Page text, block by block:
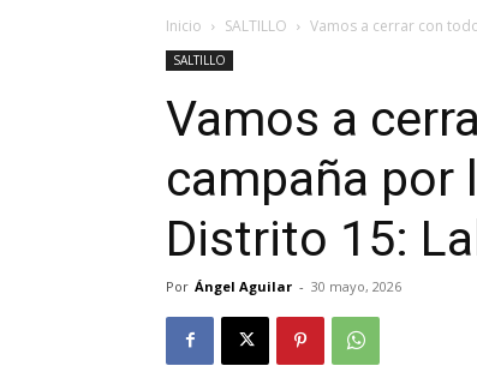
Inicio SALTILLO Vamos a cerrar con
SALTILLO
Vamos a
campaña por
Distrito 15:
Por Ángel Aguilar - 30 mayo, 2026